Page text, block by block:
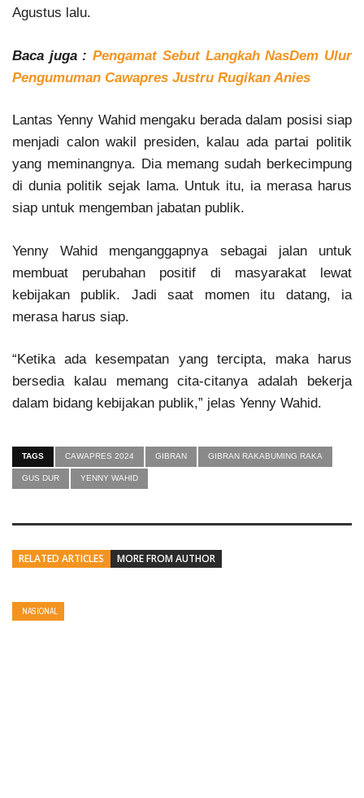
Agustus lalu.
Baca juga :Pengamat Sebut Langkah NasDem Ulur
Pengumuman Cawapres Justru Rugikan Anies
Lantas Yenny Wahid mengaku berada dalam posisi siap
menjadi calon wakil presiden, kalau ada partai politik
yang meminangnya. Dia memang sudah berkecimpung
di dunia politik sejak lama. Untuk itu, ia merasa harus
siap untuk mengemban jabatan publik.
Yenny Wahid menganggapnya sebagai jalan untuk
membuat perubahan positif di masyarakat lewat
kebijakan publik. Jadi saat momen itu datang, ia
merasa harus siap.
“Ketika ada kesempatan yang tercipta, maka harus
bersedia kalau memang cita-citanya adalah bekerja
dalam bidang kebijakan publik,” jelas Yenny Wahid.
TAGS CAWAPRES 2024 GIBRAN GIBRAN RAKABUMING RAKA
GUS DUR YENNY WAHID
RELATED ARTICLES MORE FROM AUTHOR
NASIONAL